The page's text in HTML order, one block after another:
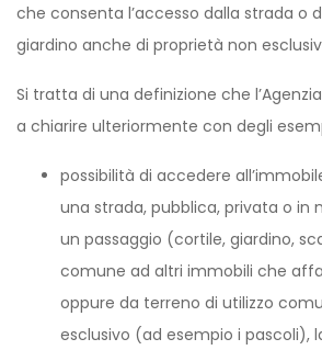
che consenta l’accesso dalla strada o
giardino anche di proprietà non
Si tratta di una definizione che
a chiarire ulteriormente con degli
possibilità di accedere
una strada, pubblica, privata o in
un passaggio (cortile, giardino,
comune ad altri immobili che
oppure da terreno di utilizzo
esclusivo (ad esempio i pascoli),